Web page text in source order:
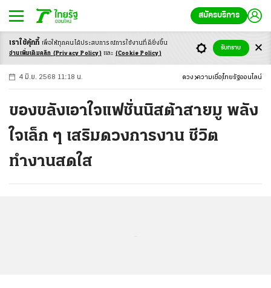
สมัครบริการ
-ก ก ก+
4 มิ.ย. 2568 11:18 น. ดวง ความเชื่อ ไทยรัฐออนไลน์
ของขลังเอาใจแฟชั่นนิสต้าสายมู พลัง
ใจเล็ก ๆ เสริมดวงการงาน ชีวิต
ทำงานสดใส
เราใช้คุ้กกี้ เพื่อให้ทุกคนได้ประสบการณ์การใช้งานที่ดียิ่งขึ้น
อ่านเพิ่มเติมคลิก (Privacy Policy) และ (Cookie Policy)
รับทราบ